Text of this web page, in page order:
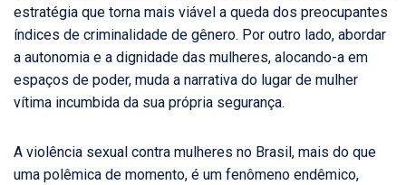
estratégia que torna mais viável a queda dos preocupantes
índices de criminalidade de gênero. Por outro lado, abordar
a autonomia e a dignidade das mulheres, alocando-a em
espaços de poder, muda a narrativa do lugar de mulher
vítima incumbida da sua própria segurança.
A violência sexual contra mulheres no Brasil, mais do que
uma polêmica de momento, é um fenômeno endêmico,